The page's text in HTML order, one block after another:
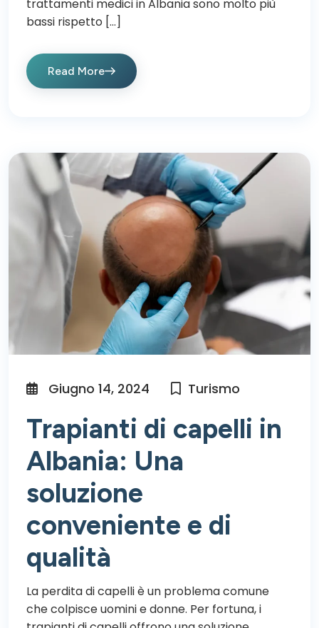
trattamenti medici in Albania sono molto più
bassi rispetto […]
Read More
Giugno 14, 2024 Turismo
Trapianti di capelli in
Albania: Una
soluzione
conveniente e di
qualità
La perdita di capelli è un problema comune
che colpisce uomini e donne. Per fortuna, i